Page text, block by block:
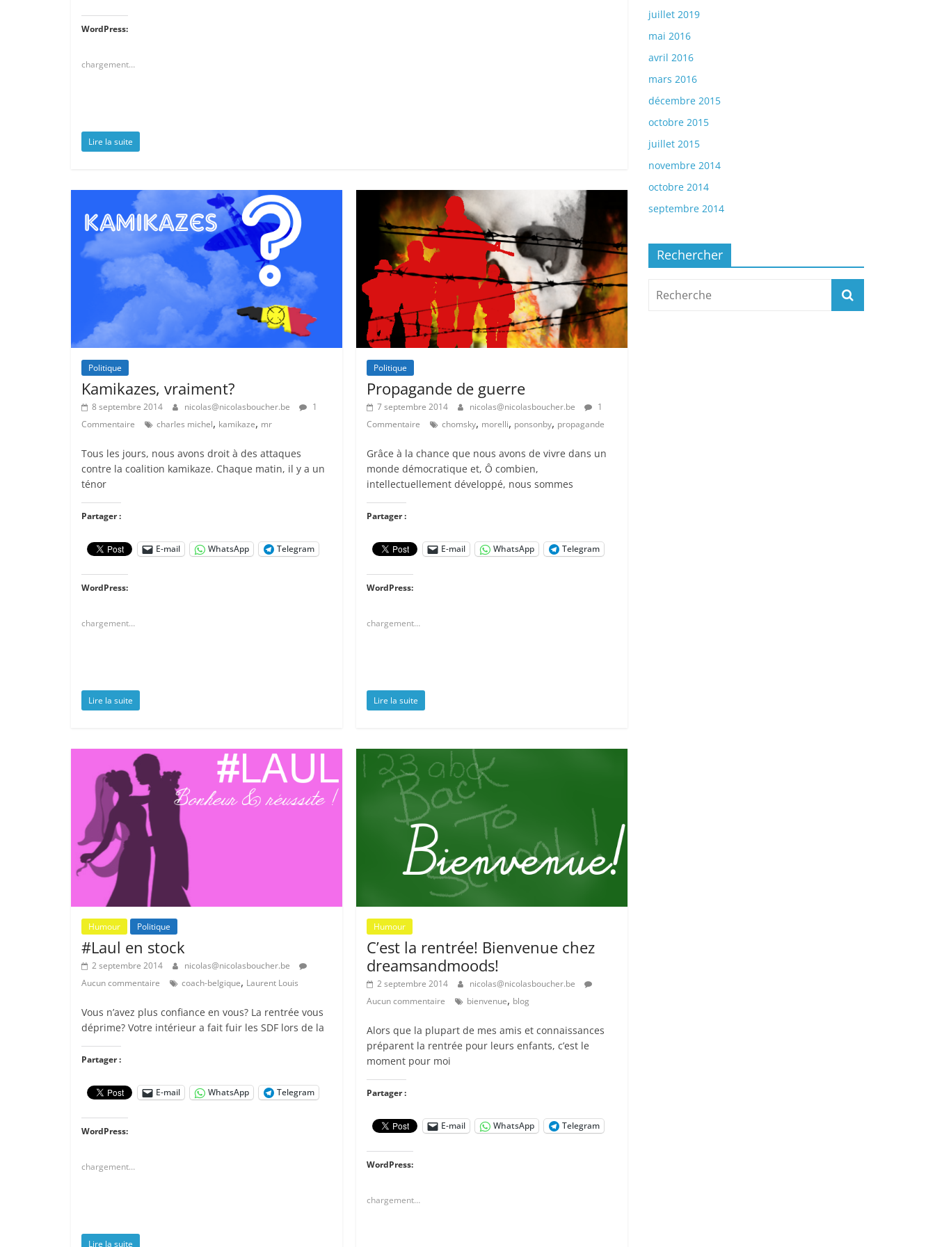
WordPress:
chargement…
Lire la suite
Politique
Kamikazes, vraiment?
8 septembre 2014 nicolas@nicolasboucher.be
1
Commentaire
charles michel, kamikaze, mr
Tous les jours, nous avons droit à des attaques
contre la coalition kamikaze. Chaque matin, il y a un
ténor
Partager :
E-mail WhatsApp Telegram
WordPress:
chargement…
Lire la suite
Politique
Propagande de guerre
7 septembre 2014 nicolas@nicolasboucher.be
1
Commentaire
chomsky, morelli, ponsonby, propagande
Grâce à la chance que nous avons de vivre dans un
monde démocratique et, Ô combien,
intellectuellement développé, nous sommes
Partager :
E-mail WhatsApp Telegram
WordPress:
chargement…
Lire la suite
Humour Politique
#Laul en stock
2 septembre 2014
nicolas@nicolasboucher.be
Aucun commentaire
coach-belgique, Laurent Louis
Vous n’avez plus confiance en vous? La rentrée vous
déprime? Votre intérieur a fait fuir les SDF lors de la
Partager :
E-mail WhatsApp Telegram
WordPress:
chargement…
Lire la suite
Humour
C’est la rentrée! Bienvenue chez
dreamsandmoods!
2 septembre 2014
nicolas@nicolasboucher.be
Aucun commentaire
bienvenue, blog
Alors que la plupart de mes amis et connaissances
préparent la rentrée pour leurs enfants, c’est le
moment pour moi
Partager :
E-mail WhatsApp Telegram
WordPress:
chargement…
juillet 2019
mai 2016
avril 2016
mars 2016
décembre 2015
octobre 2015
juillet 2015
novembre 2014
octobre 2014
septembre 2014
Rechercher